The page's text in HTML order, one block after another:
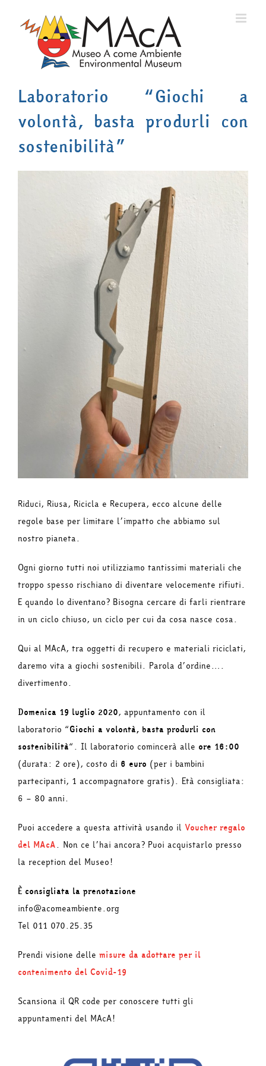
contenuto
Laboratorio “Giochi a
volontà, basta produrli con
sostenibilità”
Riduci, Riusa, Ricicla e Recupera, ecco alcune delle
regole base per limitare l’impatto che abbiamo sul
nostro pianeta.
Ogni giorno tutti noi utilizziamo tantissimi materiali che
troppo spesso rischiano di diventare velocemente rifiuti.
E quando lo diventano? Bisogna cercare di farli rientrare
in un ciclo chiuso, un ciclo per cui da cosa nasce cosa.
Qui al MAcA, tra oggetti di recupero e materiali riciclati,
daremo vita a giochi sostenibili. Parola d’ordine….
divertimento.
Domenica 19 luglio 2020, appuntamento con il
laboratorio “Giochi a volontà, basta produrli con
sostenibilità“. Il laboratorio comincerà alle ore 16:00
(durata: 2 ore), costo di 6 euro (per i bambini
partecipanti, 1 accompagnatore gratis). Età consigliata:
6 – 80 anni.
Puoi accedere a questa attività usando il Voucher regalo
del MAcA. Non ce l’hai ancora? Puoi acquistarlo presso
la reception del Museo!
È consigliata la prenotazione
info@acomeambiente.org
Tel 011 070.25.35
Prendi visione delle misure da adottare per il
contenimento del Covid-19
Scansiona il QR code per conoscere tutti gli
appuntamenti del MAcA!